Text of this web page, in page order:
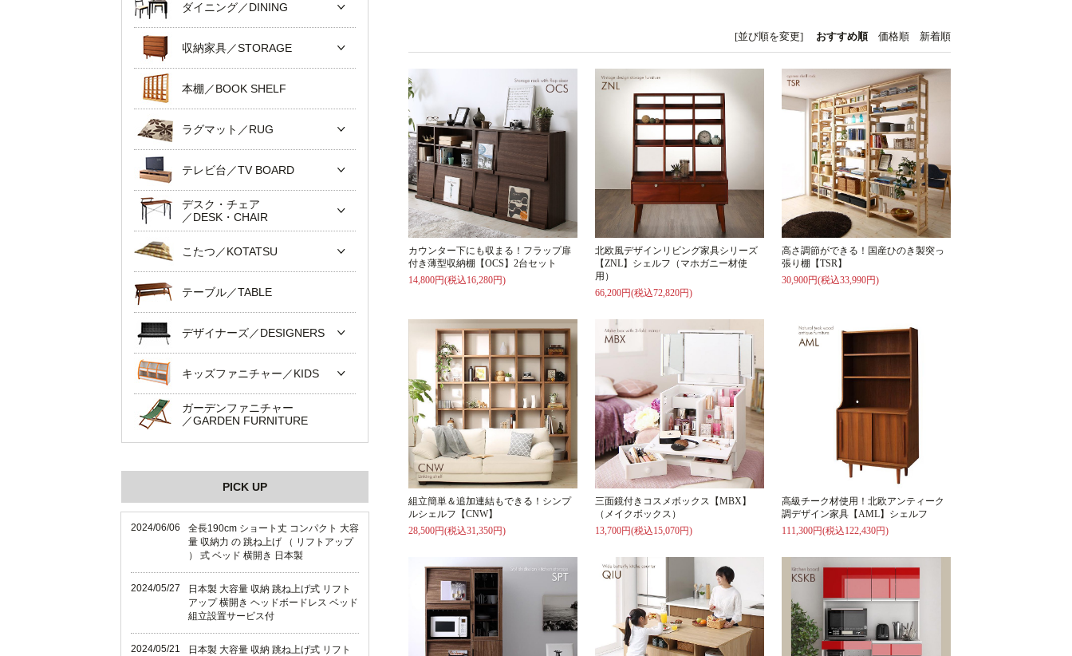
[並び順を変更] おすすめ順 価格順 新着順
カウンター下にも収まる！フラップ扉
付き薄型収納棚【OCS】2台セット
14,800円(税込16,280円)
北欧風デザインリビング家具シリーズ
【ZNL】シェルフ（マホガニー材使
用）
66,200円(税込72,820円)
高さ調節ができる！国産ひのき製突っ
張り棚【TSR】
30,900円(税込33,990円)
組立簡単＆追加連結もできる！シンプ
ルシェルフ【CNW】
28,500円(税込31,350円)
三面鏡付きコスメボックス【MBX】
（メイクボックス）
13,700円(税込15,070円)
高級チーク材使用！北欧アンティーク
調デザイン家具【AML】シェルフ
111,300円(税込122,430円)
ダイニング／DINING
収納家具／STORAGE
本棚／BOOK SHELF
ラグマット／RUG
テレビ台／TV BOARD
デスク・チェア
／DESK・CHAIR
こたつ／KOTATSU
テーブル／TABLE
デザイナーズ／DESIGNERS
キッズファニチャー／KIDS
ガーデンファニチャー
／GARDEN FURNITURE
PICK UP
2024/06/06
全長190cm ショート丈 コンパクト 大容
量 収納力 の 跳ね上げ （ リフトアップ
） 式 ベッド 横開き 日本製
2024/05/27
日本製 大容量 収納 跳ね上げ式 リフト
アップ 横開き ヘッドボードレス ベッド
組立設置サービス付
2024/05/21
日本製 大容量 収納 跳ね上げ式 リフト